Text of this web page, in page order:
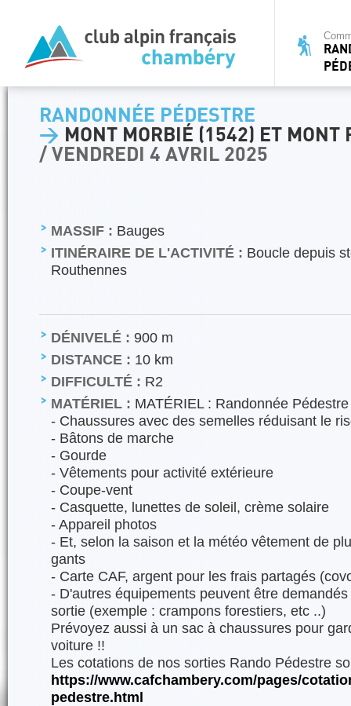
RANDONNÉE PÉDESTRE
> MONT MORBIÉ (1542) ET MONT
/ VENDREDI 4 AVRIL 2025
MASSIF : Bauges
ITINÉRAIRE DE L'ACTIVITÉ : Boucle depuis
Routhennes
DÉNIVELÉ : 900 m
DISTANCE : 10 km
DIFFICULTÉ : R2
MATÉRIEL : MATÉRIEL : Randonnée
- Chaussures avec des semelles réduisant le
- Bâtons de marche
- Gourde
- Vêtements pour activité extérieure
- Coupe-vent
- Casquette, lunettes de soleil, crème solaire
- Appareil photos
- Et, selon la saison et la météo vêtement de
gants
- Carte CAF, argent pour les frais partagés
- D'autres équipements peuvent être
sortie (exemple : crampons forestiers, etc ..)
Prévoyez aussi à un sac à chaussures pour
voiture !!
Les cotations de nos sorties Rando Pédestre
https://www.cafchambery.com/pages/
pedestre.html